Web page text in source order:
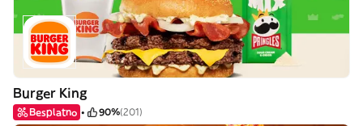
Burger King
Besplatno 90%(201)